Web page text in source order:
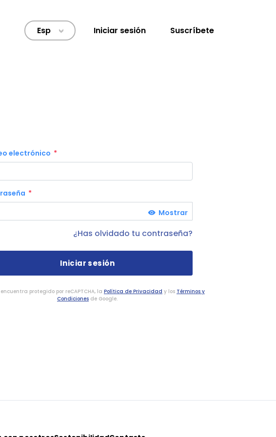
Esp > Iniciar sesión Suscríbete
electrónico
Mostrar
¿Has olvidado tu contraseña?
encuentra protegido por reCAPTCHA, la Política de Privacidad y los Términos y
Condiciones de Google.